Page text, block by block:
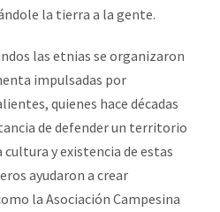
la tierra a la gente.
las etnias se organizaron
impulsadas por
quienes hace décadas
de defender un territorio
y existencia de estas
ayudaron a crear
la Asociación Campesina